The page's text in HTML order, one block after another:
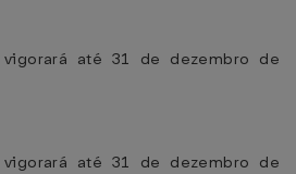
até 31 de dezembro de
até 31 de dezembro de